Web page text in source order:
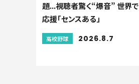
題...視聴者驚く“爆音” 世界
応援「センスある」
高校野球 2026.8.7